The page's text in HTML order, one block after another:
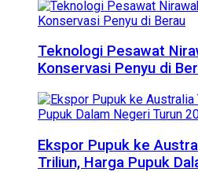
Teknologi Pesawat
Konservasi Penyu di
Ekspor Pupuk ke
Triliun, Harga Pupuk